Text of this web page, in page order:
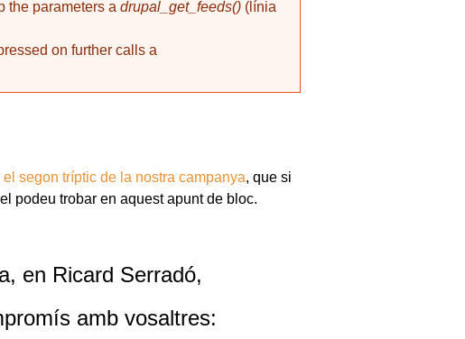
the parameters a drupal_get_feeds() (línia
on further calls a
el segon tríptic de la nostra campanya, que si
podeu trobar en aquest apunt de bloc.
en Ricard Serradó,
amb vosaltres: